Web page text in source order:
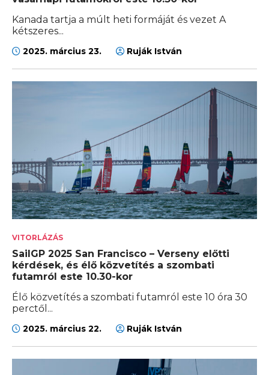
Kanada tartja a múlt heti formáját és vezet A
kétszeres...
2025. március 23. Ruják István
VITORLÁZÁS
SailGP 2025 San Francisco – Verseny előtti
kérdések, és élő közvetítés a szombati
futamról este 10.30-kor
Élő közvetítés a szombati futamról este 10 óra 30
perctől...
2025. március 22. Ruják István